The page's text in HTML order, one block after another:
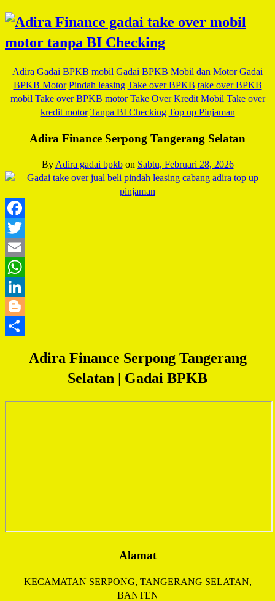
Adira Gadai BPKB mobil Gadai BPKB Mobil dan Motor Gadai
BPKB Motor Pindah leasing Take over BPKB take over BPKB
mobil Take over BPKB motor Take Over Kredit Mobil Take over
kredit motor Tanpa BI Checking Top up Pinjaman
Adira Finance Serpong Tangerang Selatan
By Adira gadai bpkb on Sabtu, Februari 28, 2026
Adira Finance Serpong Tangerang
Selatan | Gadai BPKB
Alamat
KECAMATAN SERPONG, TANGERANG SELATAN,
BANTEN